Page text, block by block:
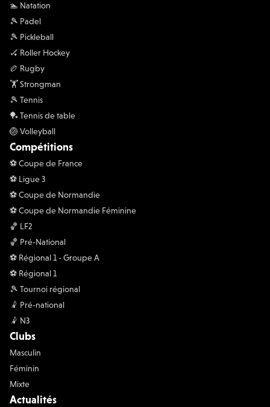
🏊 Natation
🎾 Padel
🎾 Pickleball
🏑 Roller Hockey
🏉 Rugby
🏋 Strongman
🎾 Tennis
🏓 Tennis de table
🏐 Volleyball
Compétitions
⚽️ Coupe de France
⚽️ Ligue 3
⚽️ Coupe de Normandie
⚽️ Coupe de Normandie Féminine
🏀 LF2
🏀 Pré-National
⚽️ Régional 1 - Groupe A
⚽️ Régional 1
🎾 Tournoi régional
🤾 Pré-national
🤾 N3
Clubs
Masculin
Féminin
Mixte
Actualités